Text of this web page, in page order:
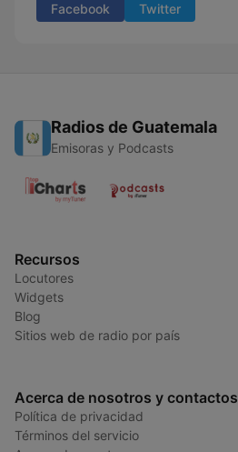
Facebook Twitter
Radios de Guatemala
Emisoras y Podcasts
Recursos
Locutores
Widgets
Blog
Sitios web de radio por país
Acerca de nosotros y contactos
Política de privacidad
Términos del servicio